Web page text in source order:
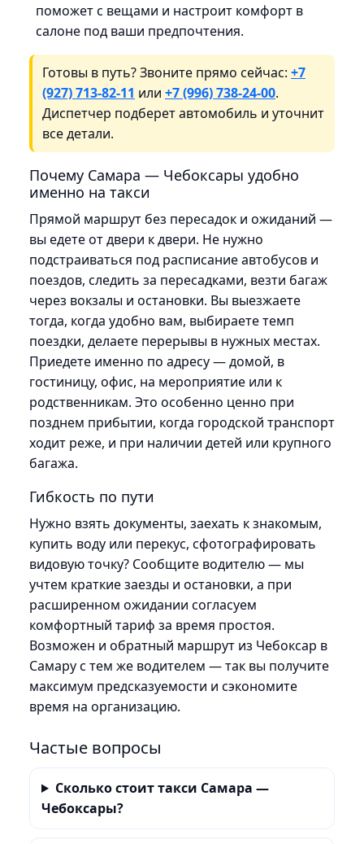
поможет с вещами и настроит комфорт в
салоне под ваши предпочтения.
Готовы в путь? Звоните прямо сейчас: +7
(927) 713-82-11 или +7 (996) 738-24-00.
Диспетчер подберет автомобиль и уточнит
все детали.
Почему Самара — Чебоксары удобно
именно на такси
Прямой маршрут без пересадок и ожиданий —
вы едете от двери к двери. Не нужно
подстраиваться под расписание автобусов и
поездов, следить за пересадками, везти багаж
через вокзалы и остановки. Вы выезжаете
тогда, когда удобно вам, выбираете темп
поездки, делаете перерывы в нужных местах.
Приедете именно по адресу — домой, в
гостиницу, офис, на мероприятие или к
родственникам. Это особенно ценно при
позднем прибытии, когда городской транспорт
ходит реже, и при наличии детей или крупного
багажа.
Гибкость по пути
Нужно взять документы, заехать к знакомым,
купить воду или перекус, сфотографировать
видовую точку? Сообщите водителю — мы
учтем краткие заезды и остановки, а при
расширенном ожидании согласуем
комфортный тариф за время простоя.
Возможен и обратный маршрут из Чебоксар в
Самару с тем же водителем — так вы получите
максимум предсказуемости и сэкономите
время на организацию.
Частые вопросы
Сколько стоит такси Самара —
Чебоксары?